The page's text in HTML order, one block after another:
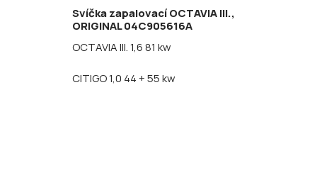
Svíčka zapalovací OCTAVIA III.,
ORIGINAL 04C905616A
OCTAVIA III. 1,6 81 kw
CITIGO 1,0 44 + 55 kw